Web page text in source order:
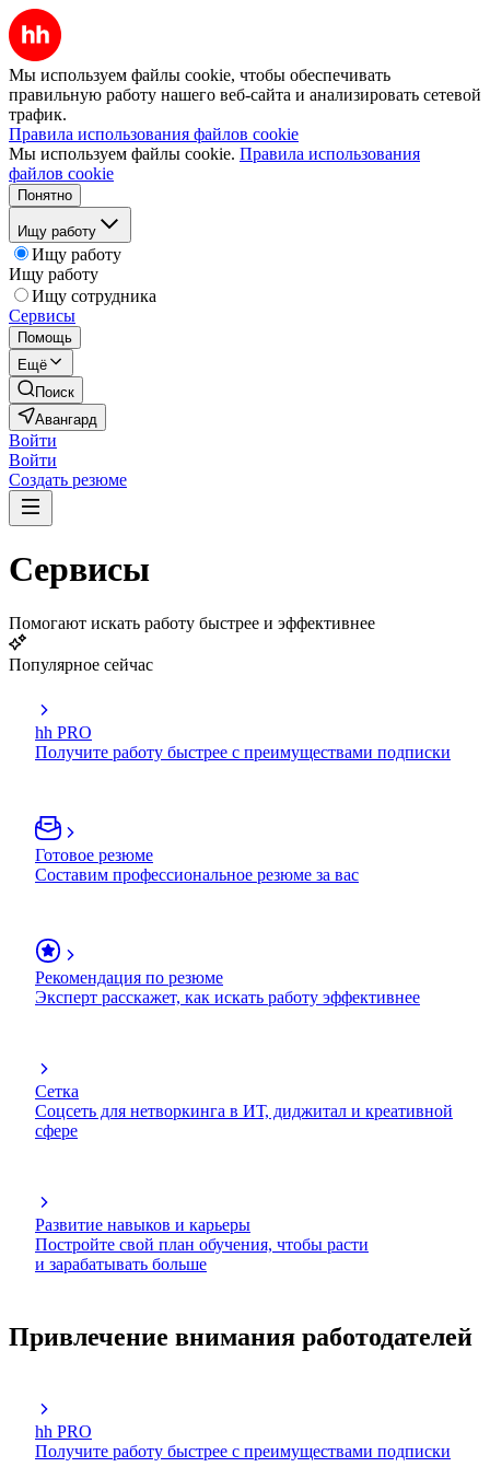
Мы используем файлы cookie, чтобы обеспечивать
правильную работу нашего веб-сайта и анализировать сетевой
трафик.
Правила использования файлов cookie
Мы используем файлы cookie. Правила использования
файлов cookie
Понятно
Ищу работу
Ищу работу
Ищу работу
Ищу сотрудника
Сервисы
Помощь
Ещё
Поиск
Авангард
Войти
Войти
Создать резюме
Сервисы
Помогают искать работу быстрее и эффективнее
Популярное сейчас
hh PRO
Получите работу быстрее с преимуществами подписки
Готовое резюме
Составим профессиональное резюме за вас
Рекомендация по резюме
Эксперт расскажет, как искать работу эффективнее
Сетка
Соцсеть для нетворкинга в ИТ, диджитал и креативной
сфере
Развитие навыков и карьеры
Постройте свой план обучения, чтобы расти
и зарабатывать больше
Привлечение внимания работодателей
hh PRO
Получите работу быстрее с преимуществами подписки